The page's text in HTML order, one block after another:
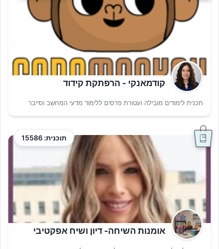
קודמאנקי - הרפתקת קידוד
תכנית לימודים מובילה ועטורת פרסים ללימוד מדעי המחשב וסייבר
תוכנית: 15586
אומנות השיחה- דיון ושיח אפקטיבי